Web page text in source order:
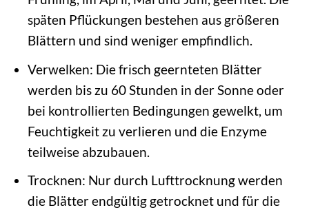
späten Pflückungen bestehen aus größeren
Blättern und sind weniger empfindlich.
Verwelken: Die frisch geernteten Blätter
werden bis zu 60 Stunden in der Sonne oder
bei kontrollierten Bedingungen gewelkt, um
Feuchtigkeit zu verlieren und die Enzyme
teilweise abzubauen.
Trocknen: Nur durch Lufttrocknung werden
die Blätter endgültig getrocknet und für die